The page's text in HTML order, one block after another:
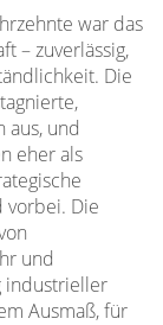
war das
– zuverlässig,
Die
aus, und
eher als
vorbei. Die
und
industrieller
Ausmaß, für